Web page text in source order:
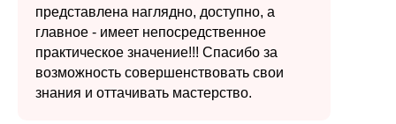
представлена наглядно, доступно, а
главное - имеет непосредственное
практическое значение!!! Спасибо за
возможность совершенствовать свои
знания и оттачивать мастерство.